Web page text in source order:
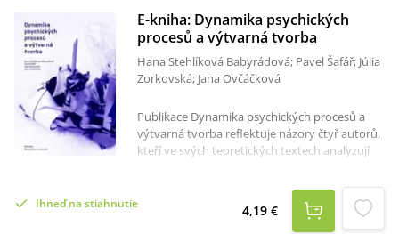
E-kniha: Dynamika psychických
procesů a výtvarná tvorba
Hana Stehlíková Babyrádová; Pavel Šafář; Júlia
Zorkovská; Jana Ovčáčková
Publikace Dynamika psychických procesů a
výtvarná tvorba reflektuje názory čtyř autorů,
kteří ve svých teoretických textech analyzují
obsahovým prvkem publikace je samotná
terapie uměním. Hana Stehlíková Babyrádová
pojednává o roli katarze ve výtvarném projevu
Ihneď na stiahnutie 4,19 €